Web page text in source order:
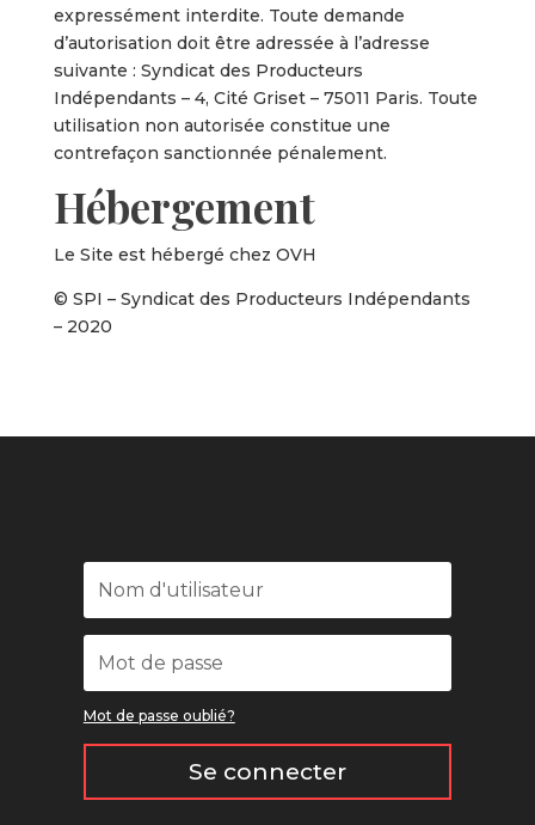
expressément interdite. Toute demande
d’autorisation doit être adressée à l’adresse
suivante : Syndicat des Producteurs
Indépendants – 4, Cité Griset – 75011 Paris. Toute
utilisation non autorisée constitue une
contrefaçon sanctionnée pénalement.
Hébergement
Le Site est hébergé chez OVH
© SPI – Syndicat des Producteurs Indépendants
– 2020
Mot de passe oublié?
Se connecter